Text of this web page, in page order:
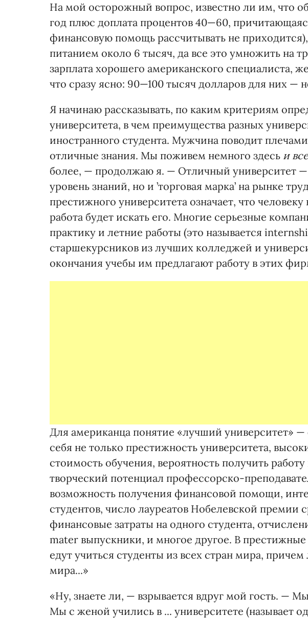
На мой осторожный вопрос, известно ли им, что
год плюс доплата процентов 40—60,
финансовую помощь рассчитывать не
питанием около 6 тысяч, да все это умножить на
зарплата хорошего американского специалиста,
что сразу ясно: 90—100 тысяч долларов для них —
Я начинаю рассказывать, по каким критериям
университета, в чем преимущества разных
иностранного студента. Мужчина поводит
отличные знания. Мы поживем немного здесь и
более, — продолжаю я. — Отличный университет —
уровень знаний, но и ’торговая марка’ на рынке
престижного университета означает, что
работа будет искать его. Многие серьезные
практику и летние работы (это называется
старшекурсников из лучших колледжей и
окончания учебы им предлагают работу в этих
Для американца понятие «лучший университет»
себя не только престижность университета,
стоимость обучения, вероятность получить
творческий потенциал профессорско-
возможность получения финансовой помощи,
студентов, число лауреатов Нобелевской премии
финансовые затраты на одного студента,
mater выпускники, и многое другое. В
едут учиться студенты из всех стран мира,
мира...»
«Ну, знаете ли, — взрывается вдруг мой гость. —
Мы с женой учились в ... университете (называет